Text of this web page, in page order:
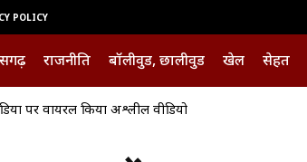
POLICY
राजनीति बॉलीवुड, छालीवुड खेल सेहत
पर वायरल किया अश्लील वीडियो